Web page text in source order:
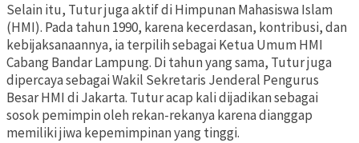
Selain itu, Tutur juga aktif di Himpunan Mahasiswa Islam
(HMI). Pada tahun 1990, karena kecerdasan, kontribusi, dan
kebijaksanaannya, ia terpilih sebagai Ketua Umum HMI
Cabang Bandar Lampung. Di tahun yang sama, Tutur juga
dipercaya sebagai Wakil Sekretaris Jenderal Pengurus
Besar HMI di Jakarta. Tutur acap kali dijadikan sebagai
sosok pemimpin oleh rekan-rekanya karena dianggap
memiliki jiwa kepemimpinan yang tinggi.